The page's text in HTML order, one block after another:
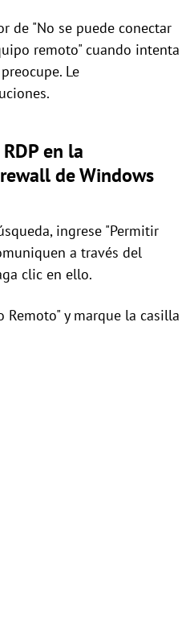
de "No se puede conectar
remoto" cuando intenta
Le
en la
de Windows
ingrese "Permitir
a través del
clic en ello.
Remoto" y marque la casilla